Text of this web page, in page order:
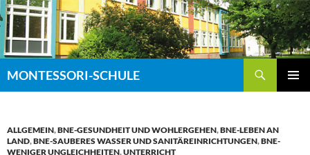
Zum
Inhalt
springen
MONTESSORI-SCHULE
ALLGEMEIN,BNE-GESUNDHEIT UND WOHLERGEHEN,BNE-LEBEN AN
LAND,BNE-SAUBERES WASSER UND SANITÄREINRICHTUNGEN,BNE-
WENIGER UNGLEICHHEITEN,UNTERRICHT